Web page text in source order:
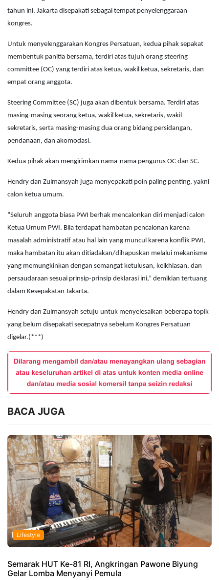
tahun ini. Jakarta disepakati sebagai tempat penyelenggaraan
kongres.
Untuk menyelenggarakan Kongres Persatuan, kedua pihak sepakat
membentuk panitia bersama, terdiri atas tujuh orang steering
committee (OC) yang terdiri atas ketua, wakil ketua, sekretaris, dan
empat orang anggota.
Steering Committee (SC) juga akan dibentuk bersama. Terdiri atas
masing-masing seorang ketua, wakil ketua, sekretaris, wakil
sekretaris, serta masing-masing dua orang bidang persidangan,
pendanaan, dan akomodasi.
Kedua pihak akan mengirimkan nama-nama pengurus OC dan SC.
Hendry dan Zulmansyah juga menyepakati poin paling penting, yakni
calon ketua umum.
“Seluruh anggota biasa PWI berhak mencalonkan diri menjadi calon
Ketua Umum PWI. Bila terdapat hambatan pencalonan karena
masalah administratif atau hal lain yang muncul karena konflik PWI,
maka hambatan itu akan ditiadakan/dihapuskan melalui mekanisme
yang memungkinkan dengan semangat ketulusan, keikhlasan, dan
persaudaraan sesuai prinsip-prinsip deklarasi ini,” demikian tertuang
dalam Kesepakatan Jakarta.
Hendry dan Zulmansyah setuju untuk menyelesaikan beberapa topik
yang belum disepakati secepatnya sebelum Kongres Persatuan
digelar.(***)
BACA JUGA
Lifestyle
Semarak HUT Ke-81 RI, Angkringan Pawone Biyung
Gelar Lomba Menyanyi Pemula